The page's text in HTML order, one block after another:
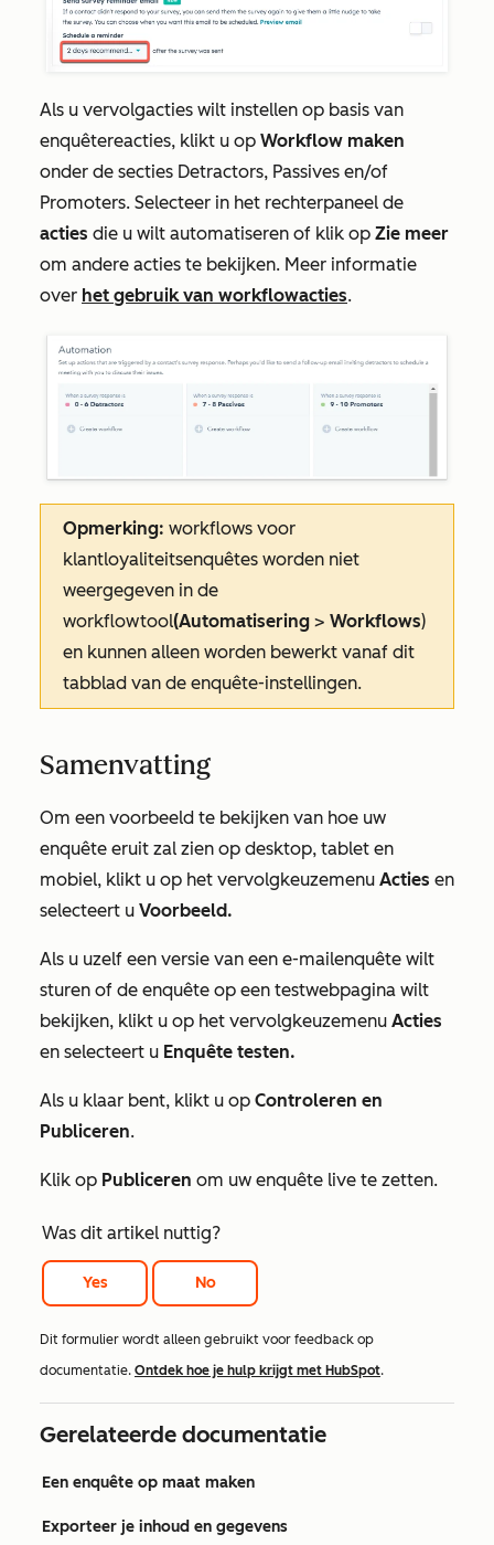
Als u vervolgacties wilt instellen op basis van
enquêtereacties, klikt u op Workflow maken
onder de secties Detractors, Passives en/of
Promoters. Selecteer in het rechterpaneel de
acties die u wilt automatiseren of klik op Zie meer
om andere acties te bekijken. Meer informatie
over het gebruik van workflowacties.
Opmerking: workflows voor
klantloyaliteitsenquêtes worden niet
weergegeven in de
workflowtool(Automatisering > Workflows)
en kunnen alleen worden bewerkt vanaf dit
tabblad van de enquête-instellingen.
Samenvatting
Om een voorbeeld te bekijken van hoe uw
enquête eruit zal zien op desktop, tablet en
mobiel, klikt u op het vervolgkeuzemenu Acties en
selecteert u Voorbeeld.
Als u uzelf een versie van een e-mailenquête wilt
sturen of de enquête op een testwebpagina wilt
bekijken, klikt u op het vervolgkeuzemenu Acties
en selecteert u Enquête testen.
Als u klaar bent, klikt u op Controleren en
Publiceren.
Klik op Publiceren om uw enquête live te zetten.
Was dit artikel nuttig?
Yes No
Dit formulier wordt alleen gebruikt voor feedback op
documentatie. Ontdek hoe je hulp krijgt met HubSpot.
Gerelateerde documentatie
Een enquête op maat maken
Exporteer je inhoud en gegevens